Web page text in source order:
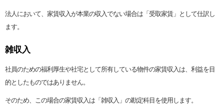
法人において、家賃収入が本業の収入でない場合は「受取家賃」として仕訳し
ます。
雑収入
社員のための福利厚生や社宅として所有している物件の家賃収入は、利益を目
的としたものではありません。
そのため、この場合の家賃収入は「雑収入」の勘定科目を使用します。